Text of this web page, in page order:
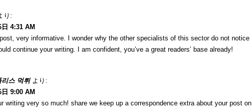
り:
4:31 AM
very informative. I wonder why the other specialists of this sector do not notice
continue your writing. I am confident, you’ve a great readers’ base already!
리스 먹튀 より:
9:00 AM
writing very so much! share we keep up a correspondence extra about your post on